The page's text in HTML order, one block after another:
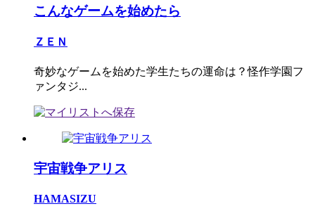
こんなゲームを始めたら
ＺＥＮ
奇妙なゲームを始めた学生たちの運命は？怪作学園フ
ァンタジ...
宇宙戦争アリス
HAMASIZU